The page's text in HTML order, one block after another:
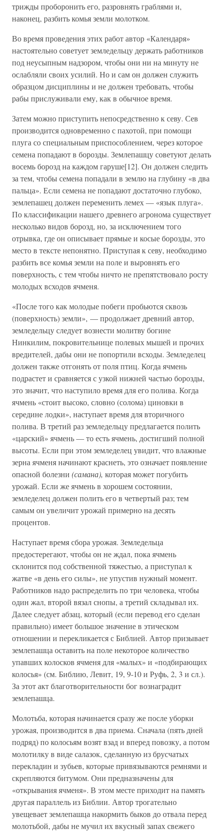
трижды проборонить его, разровнять граблями и,
наконец, разбить комья земли молотком.
Во время проведения этих работ автор «Календаря»
настоятельно советует земледельцу держать работников
под неусыпным надзором, чтобы они ни на минуту не
ослабляли своих усилий. Но и сам он должен служить
образцом дисциплины и не должен требовать, чтобы
рабы прислуживали ему, как в обычное время.
Затем можно приступить непосредственно к севу. Сев
производится одновременно с пахотой, при помощи
плуга со специальным приспособлением, через которое
семена попадают в борозды. Землепашцу советуют делать
восемь борозд на каждом гаруше[12]. Он должен следить
за тем, чтобы семена попадали в землю на глубину «в два
пальца». Если семена не попадают достаточно глубоко,
землепашец должен переменить лемех — «язык плуга».
По классификации нашего древнего агронома существует
несколько видов борозд, но, за исключением того
отрывка, где он описывает прямые и косые борозды, это
место в тексте непонятно. Приступая к севу, необходимо
разбить все комья земли на поле и выровнять его
поверхность, с тем чтобы ничто не препятствовало росту
молодых всходов ячменя.
«После того как молодые побеги пробьются сквозь
(поверхность) земли», — продолжает древний автор,
земледельцу следует вознести молитву богине
Нинкилим, покровительнице полевых мышей и прочих
вредителей, дабы они не попортили всходы. Земледелец
должен также отгонять от поля птиц. Когда ячмень
подрастет и сравняется с узкой нижней частью борозды,
это значит, что наступило время для его полива. Когда
ячмень «стоит высоко, словно (солома) циновки в
середине лодки», наступает время для вторичного
полива. В третий раз земледельцу предлагается полить
«царский» ячмень — то есть ячмень, достигший полной
высоты. Если при этом земледелец увидит, что влажные
зерна ячменя начинают краснеть, это означает появление
опасной болезни (самана), которая может погубить
урожай. Если же ячмень в хорошем состоянии,
земледелец должен полить его в четвертый раз; тем
самым он увеличит урожай примерно на десять
процентов.
Наступает время сбора урожая. Земледельца
предостерегают, чтобы он не ждал, пока ячмень
склонится под собственной тяжестью, а приступал к
жатве «в день его силы», не упустив нужный момент.
Работников надо распределить по три человека, чтобы
один жал, второй вязал снопы, а третий складывал их.
Далее следует абзац, который (если перевод его сделан
правильно) имеет большое значение в этическом
отношении и перекликается с Библией. Автор призывает
землепашца оставить на поле некоторое количество
упавших колосков ячменя для «малых» и «подбирающих
колосья» (см. Библию, Левит, 19, 9-10 и Руфь, 2, 3 и сл.).
За этот акт благотворительности бог вознаградит
землепашца.
Молотьба, которая начинается сразу же после уборки
урожая, производится в два приема. Сначала (пять дней
подряд) по колосьям возят взад и вперед повозку, а потом
молотилку в виде салазок, сделанную из брусчатых
перекладин и зубьев, которые привязываются ремнями и
скрепляются битумом. Они предназначены для
«открывания ячменя». В этом месте приходит на память
другая параллель из Библии. Автор трогательно
увещевает землепашца накормить быков до отвала перед
молотьбой, дабы не мучил их вкусный запах свежего